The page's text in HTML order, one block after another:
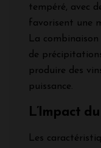
tempéré, avec
favorisent une
La
de
produire des
puissance.
L’Impact
Les